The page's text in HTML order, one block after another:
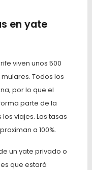
en yate
viven unos 500
Todos los
por lo que el
parte de la
viajes. Las tasas
a 100%.
un yate privado o
es que estará